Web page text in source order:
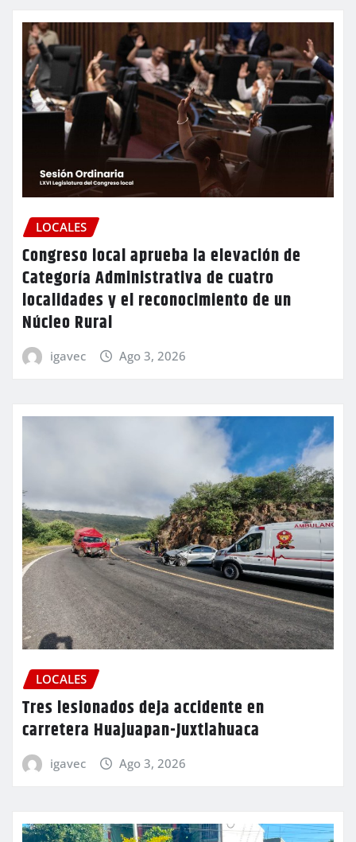
LOCALES
Congreso local aprueba la elevación de
Categoría Administrativa de cuatro
localidades y el reconocimiento de un
Núcleo Rural
igavec Ago 3, 2026
LOCALES
Tres lesionados deja accidente en
carretera Huajuapan-Juxtlahuaca
igavec Ago 3, 2026